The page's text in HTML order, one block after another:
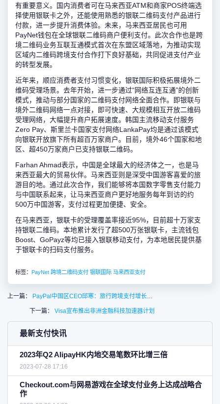
有重要意义。国内消费者可在马来西亚ATM和商家POS终端选
择使用银联卡之外，还能使用熟悉的银联二维码支付产品进行
付款，进一步提升消费体验。未来，马来西亚居民也可用
PayNet钱包在全球银联二维码商户便利支付。此次合作也是跨
境二维码业务互联互通模式首次在东盟区域落地，为推动实现
区域内二维码跨境支付合作打下良好基础，共同促进支付产业
的转型发展。
近年来，顺应消费者支付习惯变化，银联国际积极拓展境外二
维码受理场景。去年开始，进一步通过“网络互连互通”的创新
模式，推动与部分国家的二维码支付网络全面合作。即银联与
境外二维码网络一点对接，即可快速、大规模相互开放二维码
受理网络，大幅提升商户拓展速度。韩国主流移动支付服务
Zero Pay、斯里兰卡国家支付网络LankaPay均是通过该模式
向银联开放旗下所有超百万家商户。目前，境外46个国家和地
区、超450万家商户已支持银联二维码。
Farhan Ahmad表示，中国是全球最大的经济体之一，也是马
来西亚最大的贸易伙伴。马来西亚则是深受中国游客喜爱的旅
游目的地。通过此次合作，我们能够将本国数字零售支付能力
与中国联系起来，让马来西亚商户更好地服务每年到访的约
500万中国游客，支付过程更加便捷、安全。
在马来西亚，银联卡的受理覆盖率接近95%，目前超十万家支
持银联二维码。本地累计发行了超500万张银联卡，主流钱包
Boost、GoPayz等均已接入银联移动支付，为本地居民提供基
于银联卡的扫码支付服务。
标签： PayNet 跨境二维码支付 银联国际 马来西亚支付
上一篇： PayPal中国区CEO邱寒：旅行跨境支付增长超50%
下一篇： Visa宣布推出非洲金融科技加速器计划
最新支付快讯
2023年Q2 AlipayHK内地交易笔数环比增三倍
2023-07-28 17:16
Checkout.com与网易游戏在全球支付业务上达成战略合
作